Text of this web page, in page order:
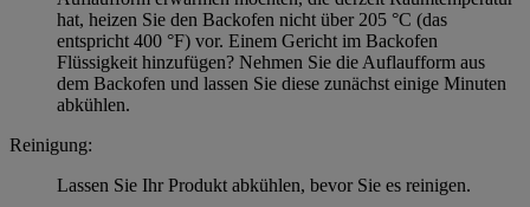
hat, heizen Sie den Backofen nicht über 205 °C (das
entspricht 400 °F) vor. Einem Gericht im Backofen
Flüssigkeit hinzufügen? Nehmen Sie die Auflaufform aus
dem Backofen und lassen Sie diese zunächst einige Minuten
abkühlen.
Reinigung:
Lassen Sie Ihr Produkt abkühlen, bevor Sie es reinigen.